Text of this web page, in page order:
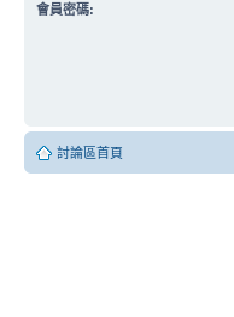
會員密碼:
討論區首頁